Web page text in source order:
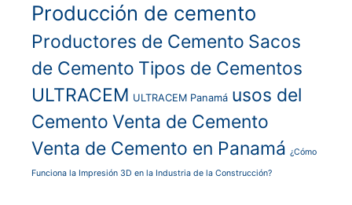
Producción de cemento
Productores de Cemento Sacos
de Cemento Tipos de Cementos
ULTRACEM ULTRACEM Panamá usos del
Cemento Venta de Cemento
Venta de Cemento en Panamá ¿Cómo
Funciona la Impresión 3D en la Industria de la Construcción?